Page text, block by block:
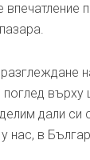
върху
дали си
нас, в